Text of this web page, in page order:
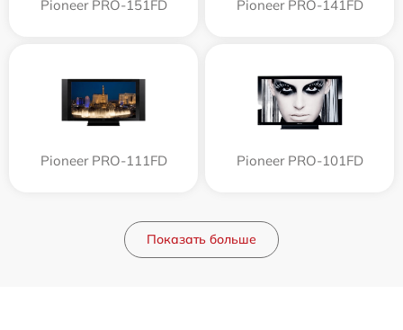
Pioneer PRO-151FD Pioneer PRO-141FD
Pioneer PRO-111FD Pioneer PRO-101FD
Показать больше